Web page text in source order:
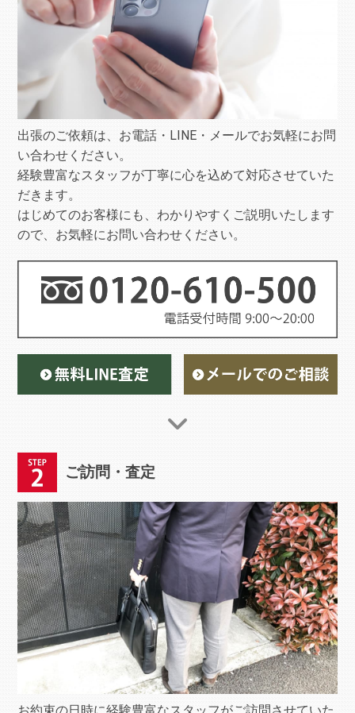
出張のご依頼は、お電話・LINE・メールでお気軽にお問
い合わせください。
経験豊富なスタッフが丁寧に心を込めて対応させていた
だきます。
はじめてのお客様にも、わかりやすくご説明いたします
ので、お気軽にお問い合わせください。
ご訪問・査定